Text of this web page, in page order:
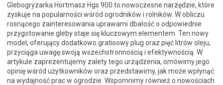
Glebogryzarka Hortmasz Hgs 900 to nowoczesne narzędzie, które
zyskuje na popularności wśród ogrodników i rolników. W obliczu
rosnącego zainteresowania uprawami dbałość o odpowiednie
przygotowanie gleby staje się kluczowym elementem. Ten nowy
model, oferujący dodatkowo gratisowy plug oraz pięć litrów oleju,
przyciąga uwagę swoją wszechstronnością i efektywnością. W
artykule zaprezentujemy zalety tego urządzenia, omówimy jego
opinię wśród użytkowników oraz przedstawimy, jak może wpłynąć
na wydajność prac w ogrodzie. Wspomnimy również o nowościach